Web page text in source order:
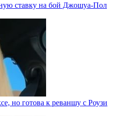
ставку на бой Джошуа-Пол
но готова к реваншу с Роузи